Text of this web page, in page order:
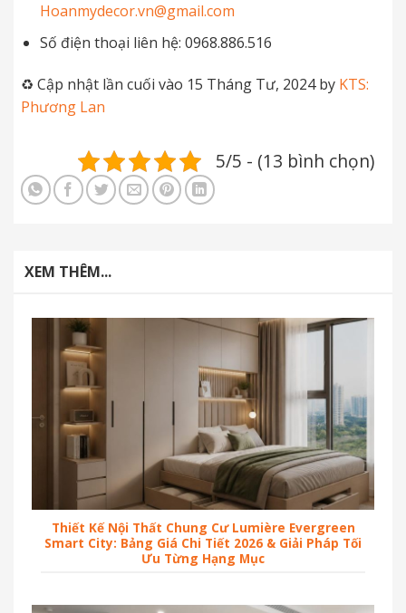
Hoanmydecor.vn@gmail.com
Số điện thoại liên hệ: 0968.886.516
♻️ Cập nhật lần cuối vào 15 Tháng Tư, 2024 by KTS:
Phương Lan
5/5 - (13 bình chọn)
XEM THÊM...
Thiết Kế Nội Thất Chung Cư Lumière Evergreen
Smart City: Bảng Giá Chi Tiết 2026 & Giải Pháp Tối
Ưu Từng Hạng Mục